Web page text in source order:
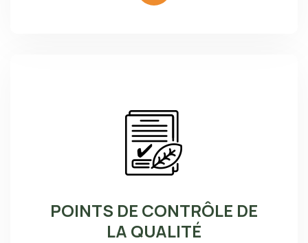
POINTS DE CONTRÔLE DE
LA QUALITÉ